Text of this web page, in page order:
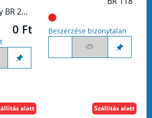
Dízel mozdony BR 218 DB AG V
0 Ft Beszerzése bizonytalan
alatt Szállítás alatt